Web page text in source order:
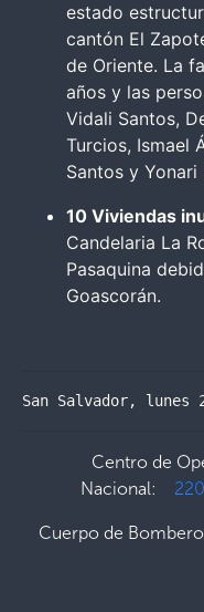
estado
cantón El
de Oriente. La
años y las
Vidali Santos,
Turcios, Ismael
Santos y Yonari
10 Viviendas
Candelaria La
Pasaquina
Goascorán.
San Salvador, lunes
Centro de
Nacional:
Cuerpo de